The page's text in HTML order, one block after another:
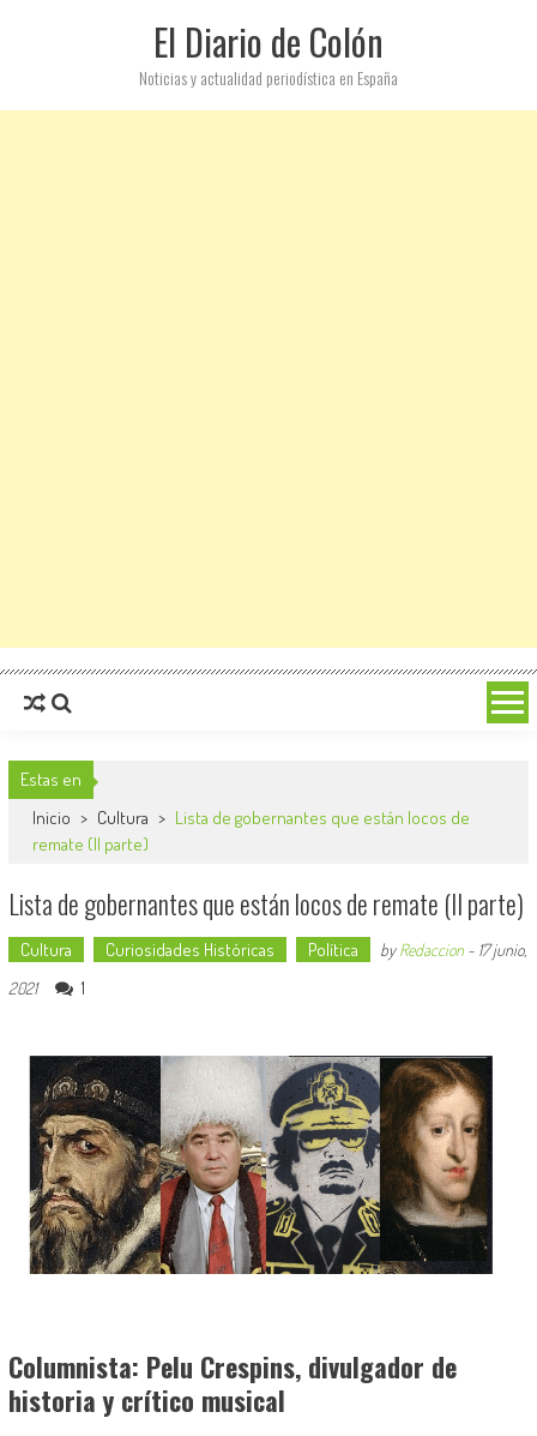
El Diario de Colón
Noticias y actualidad periodística en España
Estas en
Inicio > Cultura > Lista de gobernantes que están locos de
remate (II parte)
Lista de gobernantes que están locos de remate (II parte)
Cultura Curiosidades Históricas Política byRedaccion- 17 junio,
2021
1
Columnista: Pelu Crespins, divulgador de
historia y crítico musical